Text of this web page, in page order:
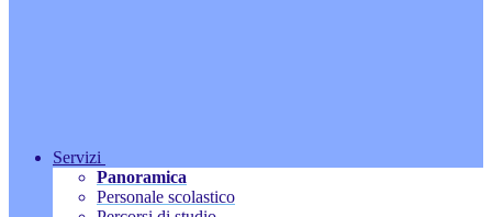
Servizi
Panoramica
Personale scolastico